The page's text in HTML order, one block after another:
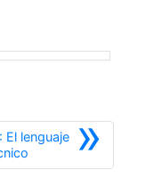
»
El lenguaje
Siguiente